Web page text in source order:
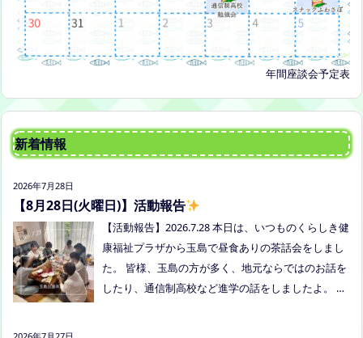
年間座談会予定表
新着情報
2026年7月28日
【8月28日(火曜日)】活動報告
【活動報告】2026.7.28 本日は、いつものくらしき健
康福祉プラザから玉島で昼食ありの茶話会をしまし
た。 皆様、玉島の方が多く、地元ならではのお話を
したり、通信制高校など進学の話をしましたよ。 通